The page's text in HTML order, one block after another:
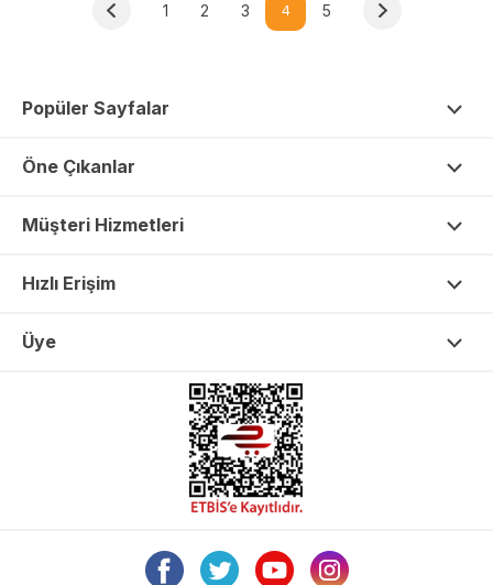
1 2 3 4 5
Popüler Sayfalar
Öne Çıkanlar
Müşteri Hizmetleri
Hızlı Erişim
Üye